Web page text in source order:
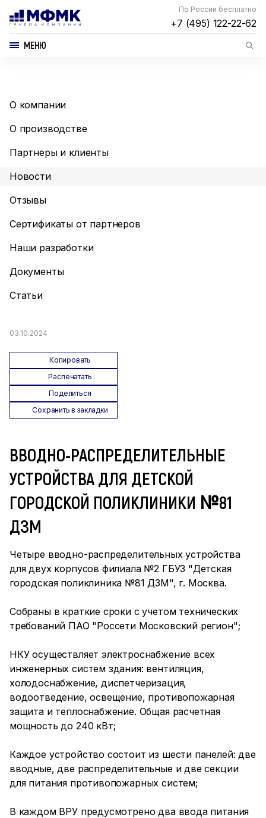
По России бесплатно
+7 (495) 122-22-62
МЕНЮ
О компании
О производстве
Партнеры и клиенты
Новости
Отзывы
Сертификаты от партнеров
Наши разработки
Документы
Статьи
03.10.2024
Копировать
Распечатать
Поделиться
Сохранить в закладки
ВВОДНО-РАСПРЕДЕЛИТЕЛЬНЫЕ
УСТРОЙСТВА ДЛЯ ДЕТСКОЙ
ГОРОДСКОЙ ПОЛИКЛИНИКИ №81
ДЗМ
Четыре вводно-распределительных устройства
для двух корпусов филиала №2 ГБУЗ "Детская
городская поликлиника №81 ДЗМ", г. Москва.
Собраны в краткие сроки с учетом технических
требований ПАО "Россети Московский регион";
НКУ осуществляет электроснабжение всех
инженерных систем здания: вентиляция,
холодоснабжение, диспетчеризация,
водоотведение, освещение, противопожарная
защита и теплоснабжение. Общая расчетная
мощность до 240 кВт;
Каждое устройство состоит из шести панелей: две
вводные, две распределительные и две секции
для питания противопожарных систем;
В каждом ВРУ предусмотрено два ввода питания